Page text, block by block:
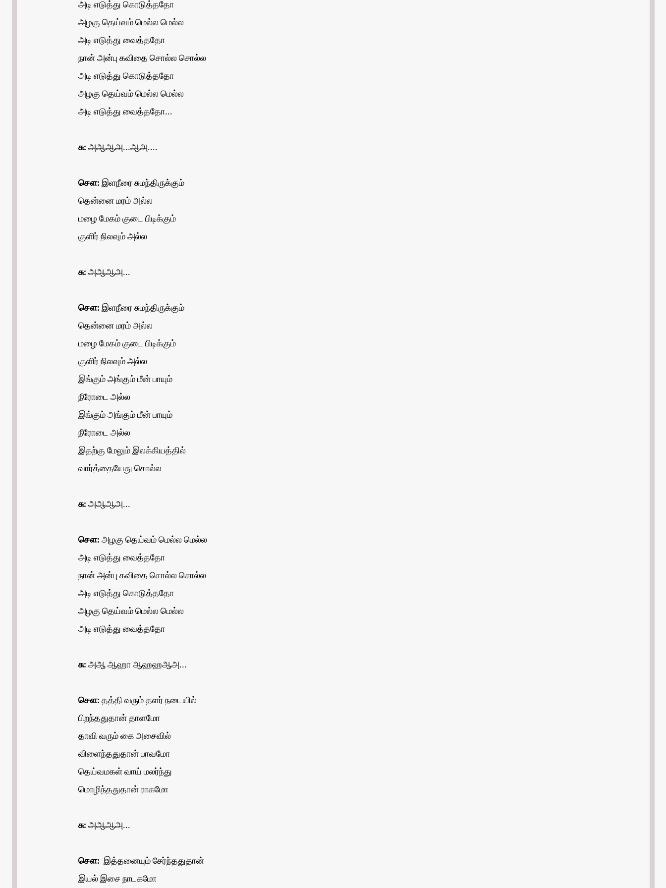
அடி எடுத்து கொடுத்ததோ
அழகு தெய்வம் மெல்ல மெல்ல
அடி எடுத்து வைத்ததோ
நான் அன்பு கவிதை சொல்ல சொல்ல
அடி எடுத்து கொடுத்ததோ
அழகு தெய்வம் மெல்ல மெல்ல
அடி எடுத்து வைத்ததோ...
சு: அஆஆஅ...ஆஅ....
சௌ: இளநீரை சுமந்திருக்கும்
தென்னை மரம் அல்ல
மழை மேகம் குடை பிடிக்கும்
குளிர் நிலவும் அல்ல
சு: அஆஆஅ...
சௌ: இளநீரை சுமந்திருக்கும்
தென்னை மரம் அல்ல
மழை மேகம் குடை பிடிக்கும்
குளிர் நிலவும் அல்ல
இங்கும் அங்கும் மீன் பாயும்
நீரோடை அல்ல
இங்கும் அங்கும் மீன் பாயும்
நீரோடை அல்ல
இதற்கு மேலும் இலக்கியத்தில்
வார்த்தையேது சொல்ல
சு: அஆஆஅ...
சௌ: அழகு தெய்வம் மெல்ல மெல்ல
அடி எடுத்து வைத்ததோ
நான் அன்பு கவிதை சொல்ல சொல்ல
அடி எடுத்து கொடுத்ததோ
அழகு தெய்வம் மெல்ல மெல்ல
அடி எடுத்து வைத்ததோ
சு: அஆ ஆஹா ஆஹஹஆஅ...
சௌ: தத்தி வரும் தளர் நடையில்
பிறந்ததுதான் தாளமோ
தாவி வரும் கை அசைவில்
விளைந்ததுதான் பாவமோ
தெய்வமகள் வாய் மலர்ந்து
மொழிந்ததுதான் ராகமோ
சு: அஆஆஅ...
சௌ: இத்தனையும் சேர்ந்ததுதான்
இயல் இசை நாடகமோ